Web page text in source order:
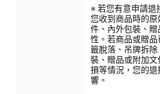
※ 若您有意申請退
您收到商品時的
件、內外包裝、
性。若商品或贈
籤脫落、吊牌拆
裝、贈品或附加
損等情況，您的
響。